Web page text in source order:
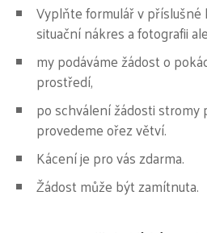
Vyplňte formulář v
situační nákres a fotografii
my podáváme žádost o
prostředí,
po schválení žádosti stromy
provedeme ořez větví.
Kácení je pro vás zdarma.
Žádost může být zamítnuta.